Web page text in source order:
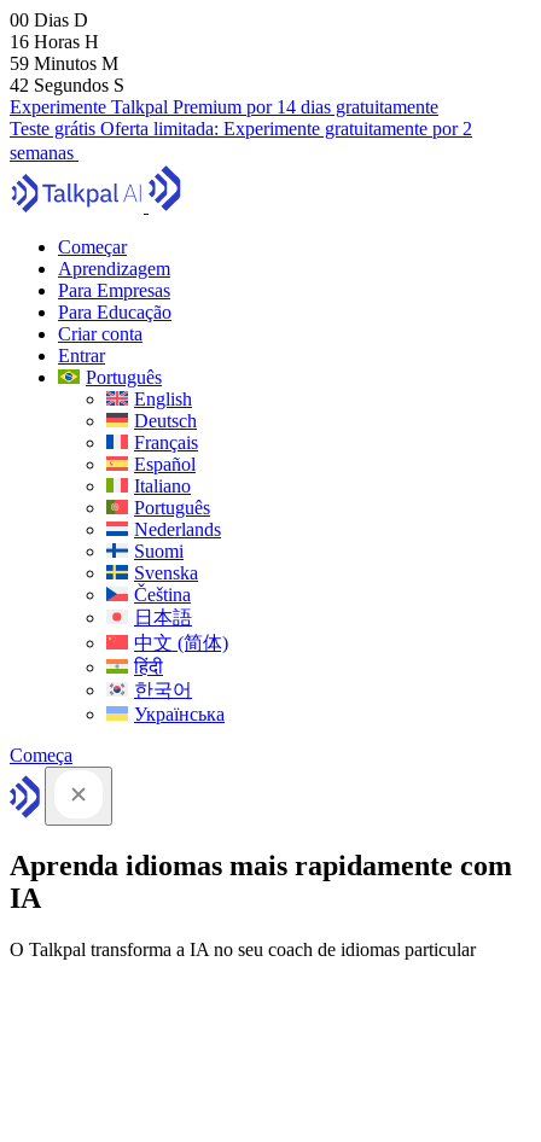
00 Dias D
16 Horas H
59 Minutos M
41 Segundos S
Experimente Talkpal Premium por 14 dias gratuitamente
Teste grátis Oferta limitada: Experimente gratuitamente por 2
semanas
Começar
Aprendizagem
Para Empresas
Para Educação
Criar conta
Entrar
Português
English
Deutsch
Français
Español
Italiano
Português
Nederlands
Suomi
Svenska
Čeština
日本語
中文 (简体)
हिंदी
한국어
Українська
Começa
Aprenda idiomas mais rapidamente com
IA
O Talkpal transforma a IA no seu coach de idiomas particular